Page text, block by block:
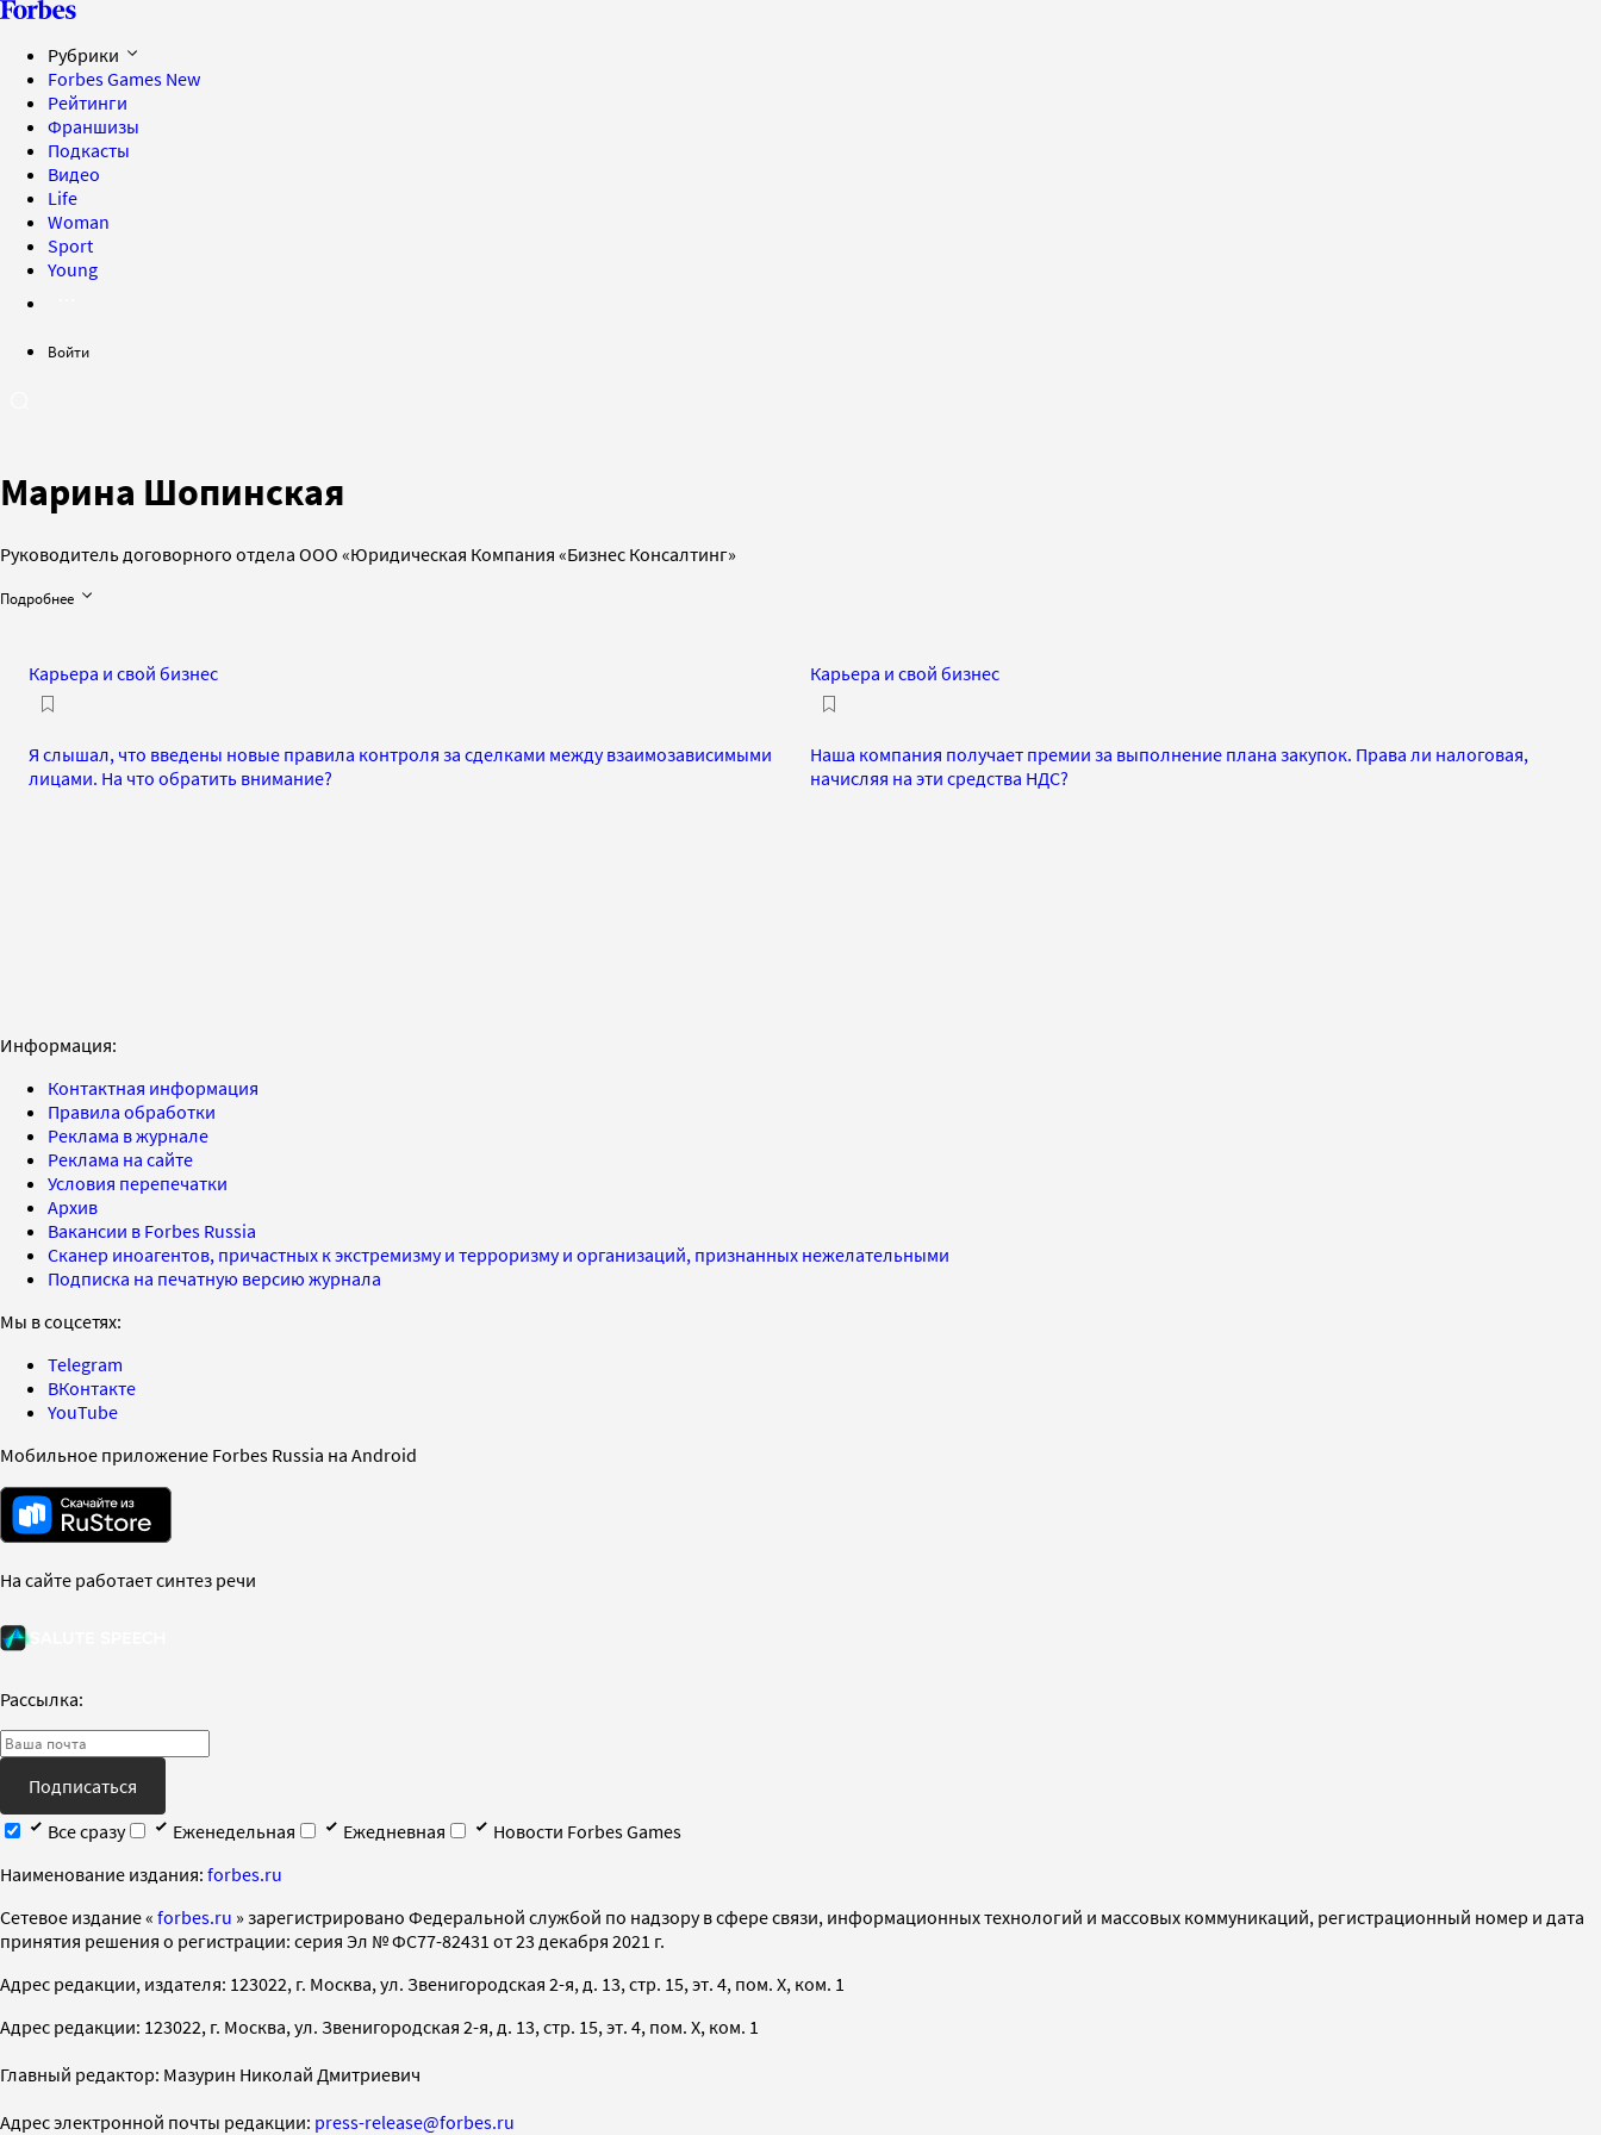
Рубрики
Forbes Games New
Рейтинги
Франшизы
Подкасты
Видео
Life
Woman
Sport
Young
Войти
Марина Шопинская
Руководитель договорного отдела ООО «Юридическая Компания «Бизнес Консалтинг»
Подробнее
Карьера и свой бизнес
Я слышал, что введены новые правила контроля за сделками между взаимозависимыми
лицами. На что обратить внимание?
Карьера и свой бизнес
Наша компания получает премии за выполнение плана закупок. Права ли налоговая,
начисляя на эти средства НДС?
Информация:
Контактная информация
Правила обработки
Реклама в журнале
Реклама на сайте
Условия перепечатки
Архив
Вакансии в Forbes Russia
Сканер иноагентов, причастных к экстремизму и терроризму и организаций, признанных нежелательными
Подписка на печатную версию журнала
Мы в соцсетях:
Telegram
ВКонтакте
YouTube
Мобильное приложение Forbes Russia на Android
На сайте работает синтез речи
Рассылка:
Подписаться
Все сразу
Еженедельная Ежедневная
Новости Forbes Games
Наименование издания: forbes.ru
Cетевое издание « forbes.ru » зарегистрировано Федеральной службой по надзору в сфере связи, информационных технологий и массовых коммуникаций, регистрационный номер и дата
принятия решения о регистрации: серия Эл № ФС77-82431 от 23 декабря 2021 г.
Адрес редакции, издателя: 123022, г. Москва, ул. Звенигородская 2-я, д. 13, стр. 15, эт. 4, пом. X, ком. 1
Адрес редакции: 123022, г. Москва, ул. Звенигородская 2-я, д. 13, стр. 15, эт. 4, пом. X, ком. 1
Главный редактор: Мазурин Николай Дмитриевич
Адрес электронной почты редакции: press-release@forbes.ru